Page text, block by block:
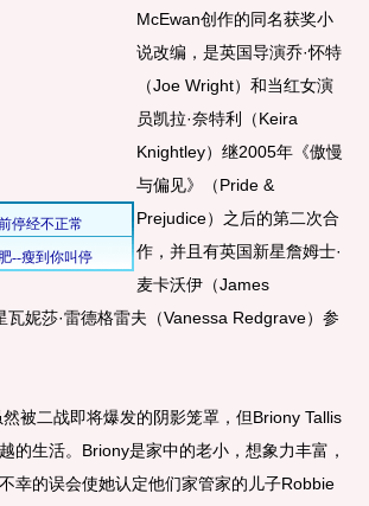
McEwan创作的同名获奖小
说改编，是英国导演乔·怀特
（Joe Wright）和当红女演
员凯拉·奈特利（Keira
Knightley）继2005年《傲慢
与偏见》（Pride &
Prejudice）之后的第二次合
作，并且有英国新星詹姆士·
麦卡沃伊（James
妮莎·雷德格雷夫（Vanessa Redgrave）参
二战即将爆发的阴影笼罩，但Briony Tallis
的生活。Briony是家中的老小，想象力丰富，
幸的误会使她认定他们家管家的儿子Robbie